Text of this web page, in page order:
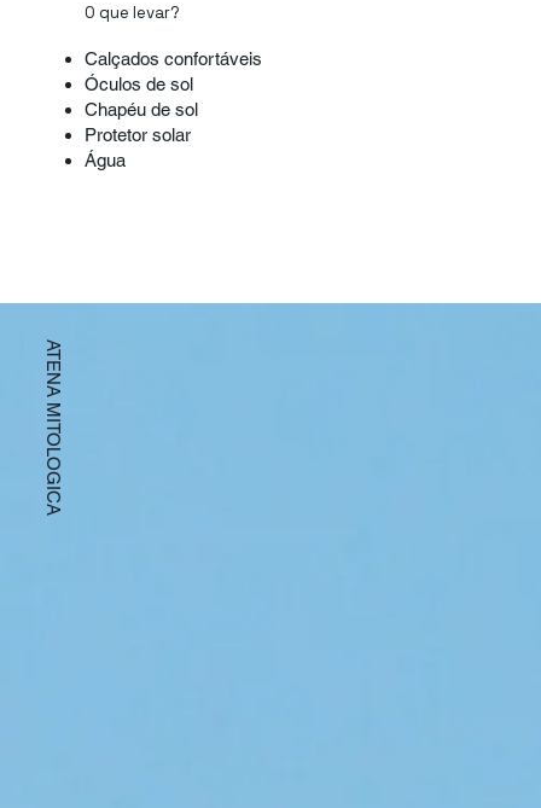
O que levar?
Calçados confortáveis
Óculos de sol
Chapéu de sol
Protetor solar
Água
ATENA MITOLOGICA